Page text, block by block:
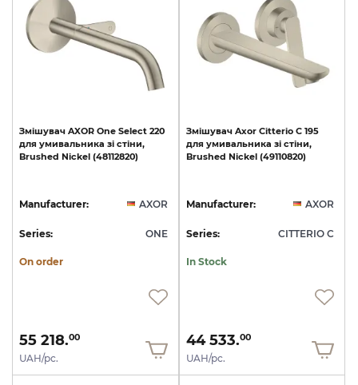
Змішувач AXOR One Select 220
для умивальника зі стіни,
Brushed Nickel (48112820)
Manufacturer: AXOR
Series: ONE
On order
55 218.00
UAH/pc.
Змішувач Axor Citterio C 195
для умивальника зі стіни,
Brushed Nickel (49110820)
Manufacturer: AXOR
Series: CITTERIO C
In Stock
44 533.00
UAH/pc.